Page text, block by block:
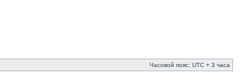
Часовой пояс: UTC + 3 часа